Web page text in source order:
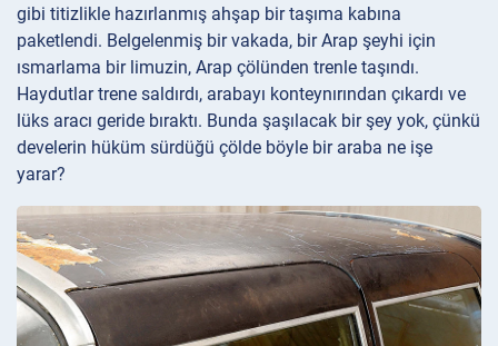
gibi titizlikle hazırlanmış ahşap bir taşıma kabına
paketlendi. Belgelenmiş bir vakada, bir Arap şeyhi için
ısmarlama bir limuzin, Arap çölünden trenle taşındı.
Haydutlar trene saldırdı, arabayı konteynırından çıkardı ve
lüks aracı geride bıraktı. Bunda şaşılacak bir şey yok, çünkü
develerin hüküm sürdüğü çölde böyle bir araba ne işe
yarar?